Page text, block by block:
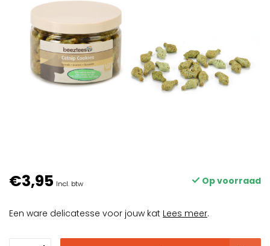
€3,95 Incl. btw Op voorraad
Een ware delicatesse voor jouw kat Lees meer.